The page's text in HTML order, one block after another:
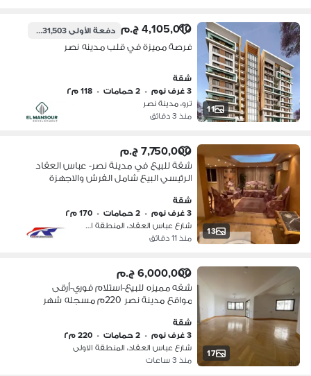
11
4,105,010 ج.م دفعة الأولى1,231,503 ج.م
فرصة مميزة في قلب مدينه نصر
شقة
3 غرف نوم
• 2 حمامات • 118 م٢
ترو، مدينة نصر
منذ 3 دقائق
13
7,750,000 ج.م
شقة للبيع في مدينة نصر- عباس العقاد
الرئيسي البيع شامل الفرش والاجهزة
في مكان مميز تواصل معانا
شقة
3 غرف نوم
• 2 حمامات • 170 م٢
شارع عباس العقاد، المنطقة الاولى
منذ 11 دقائق
17
6,000,000 ج.م
شقه مميزه للبيع-استلام فوري-أرقى
مواقع مدينة نصر 220م مسجله شهر
شقة
3 غرف نوم
• 2 حمامات • 220 م٢
شارع عباس العقاد، المنطقة الاولى
منذ 3 ساعات